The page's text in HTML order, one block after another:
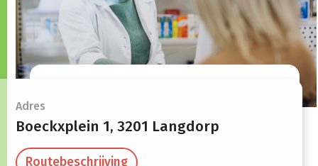
Adres
Boeckxplein 1, 3201 Langdorp
Routebeschrijving
Maandag